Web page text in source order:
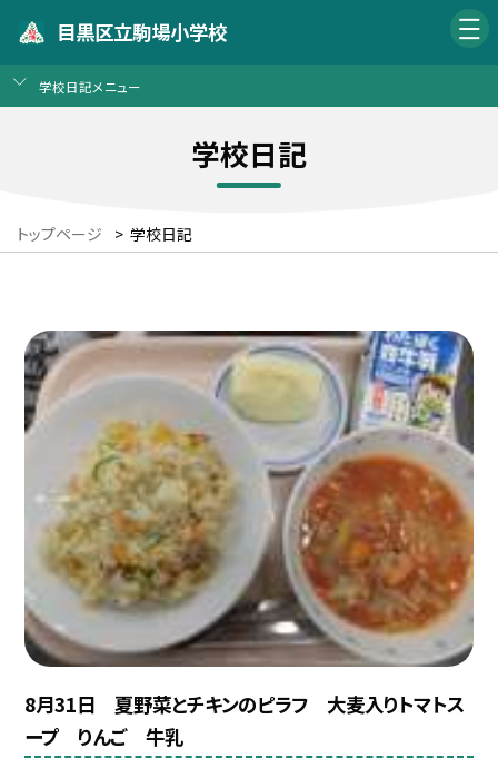
目黒区立駒場小学校
学校日記メニュー
学校日記
トップページ > 学校日記
8月31日 夏野菜とチキンのピラフ 大麦入りトマトス
ープ りんご 牛乳